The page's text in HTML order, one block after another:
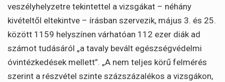
veszélyhelyzetre tekintettel a vizsgákat – néhány
kivételtől eltekintve – írásban szervezik, május 3. és 25.
között 1159 helyszínen várhatóan 112 ezer diák ad
számot tudásáról „a tavaly bevált egészségvédelmi
óvintézkedések mellett”. „A nem teljes körű felmérés
szerint a részvétel szinte százszázalékos a vizsgákon,